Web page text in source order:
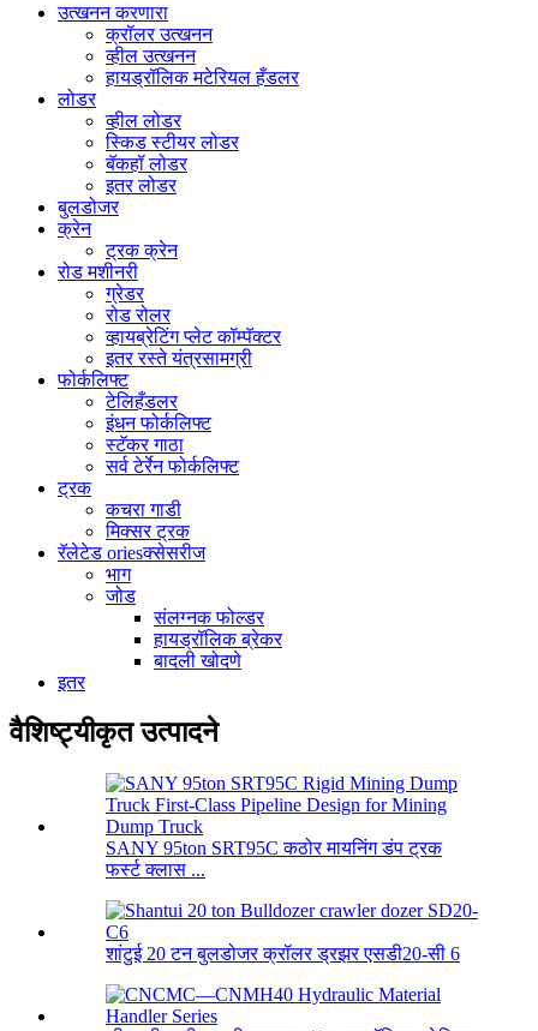
उत्खनन करणारा
क्रॉलर उत्खनन
व्हील उत्खनन
हायड्रॉलिक मटेरियल हँडलर
लोडर
व्हील लोडर
स्किड स्टीयर लोडर
बॅकहॉ लोडर
इतर लोडर
बुलडोजर
क्रेन
ट्रक क्रेन
रोड मशीनरी
ग्रेडर
रोड रोलर
व्हायब्रेटिंग प्लेट कॉम्पॅक्टर
इतर रस्ते यंत्रसामग्री
फोर्कलिफ्ट
टेलिहँडलर
इंधन फोर्कलिफ्ट
स्टॅकर गाठा
सर्व टेर्रेन फोर्कलिफ्ट
ट्रक
कचरा गाडी
मिक्सर ट्रक
रॅलेटेड oriesक्सेसरीज
भाग
जोड
संलग्नक फोल्डर
हायड्रॉलिक ब्रेकर
बादली खोदणे
इतर
वैशिष्ट्यीकृत उत्पादने
SANY 95ton SRT95C कठोर मायनिंग डंप ट्रक
फर्स्ट क्लास ...
शांटुई 20 टन बुलडोजर क्रॉलर ड्रझर एसडी20-सी 6